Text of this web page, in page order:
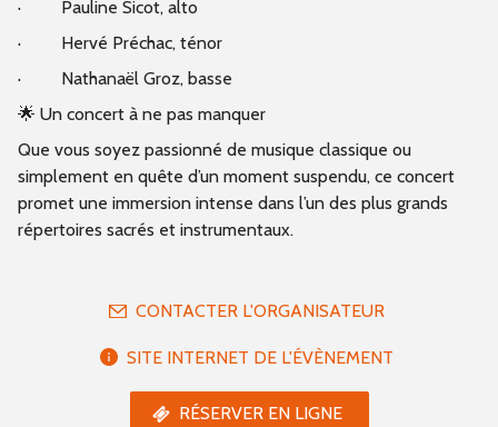
· Pauline Sicot, alto
· Hervé Préchac, ténor
· Nathanaël Groz, basse
🌟 Un concert à ne pas manquer
Que vous soyez passionné de musique classique ou
simplement en quête d’un moment suspendu, ce concert
promet une immersion intense dans l’un des plus grands
répertoires sacrés et instrumentaux.
CONTACTER L'ORGANISATEUR
SITE INTERNET DE L'ÉVÈNEMENT
RÉSERVER EN LIGNE